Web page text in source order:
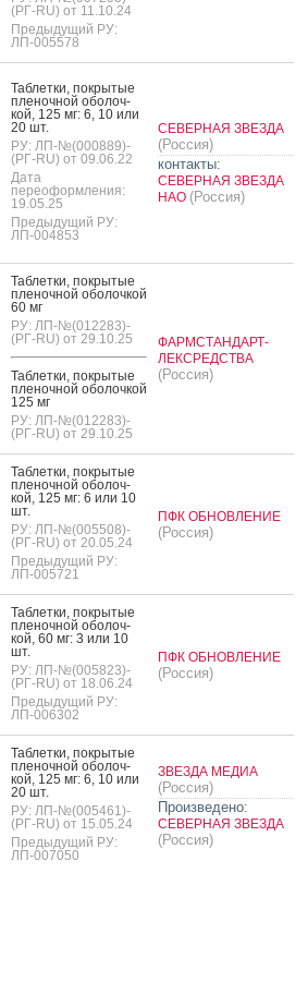
(РГ-RU) от 11.10.24
Предыдущий РУ:
ЛП-005578
Таб­летки, пок­ры­тые
пле­ноч­ной обо­лоч­
кой, 125 мг: 6, 10 или
20 шт.
РУ: ЛП-№(000889)-
(РГ-RU) от 09.06.22
Дата
переоформления:
19.05.25
Предыдущий РУ:
ЛП-004853
СЕВЕРНАЯ ЗВЕЗДА
(Россия)
контакты:
СЕВЕРНАЯ ЗВЕЗДА
НАО (Россия)
Таб­летки, пок­ры­тые
пле­ноч­ной обо­лоч­кой
60 мг
РУ: ЛП-№(012283)-
(РГ-RU) от 29.10.25
Таб­летки, пок­ры­тые
пле­ноч­ной обо­лоч­кой
125 мг
РУ: ЛП-№(012283)-
(РГ-RU) от 29.10.25
ФАРМСТАНДАРТ-
ЛЕКСРЕДСТВА
(Россия)
Таб­летки, пок­ры­тые
пле­ноч­ной обо­лоч­
кой, 125 мг: 6 или 10
шт.
РУ: ЛП-№(005508)-
(РГ-RU) от 20.05.24
Предыдущий РУ:
ЛП-005721
ПФК ОБНОВЛЕНИЕ
(Россия)
Таб­летки, пок­ры­тые
пле­ноч­ной обо­лоч­
кой, 60 мг: 3 или 10
шт.
РУ: ЛП-№(005823)-
(РГ-RU) от 18.06.24
Предыдущий РУ:
ЛП-006302
ПФК ОБНОВЛЕНИЕ
(Россия)
Таб­летки, пок­ры­тые
пле­ноч­ной обо­лоч­
кой, 125 мг: 6, 10 или
20 шт.
РУ: ЛП-№(005461)-
(РГ-RU) от 15.05.24
Предыдущий РУ:
ЛП-007050
ЗВЕЗДА МЕДИА
(Россия)
Произведено:
СЕВЕРНАЯ ЗВЕЗДА
(Россия)